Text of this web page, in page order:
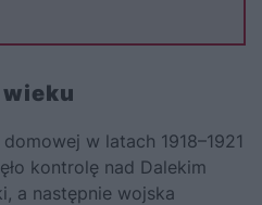
w latach 1918–1921
kontrolę nad Dalekim
a następnie wojska